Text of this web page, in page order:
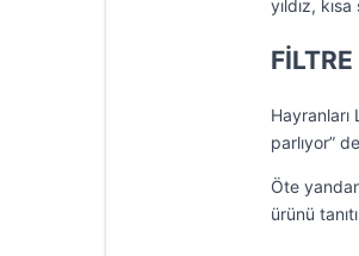
yıldız,
Hayranları
parlıyor”
Öte
ürünü